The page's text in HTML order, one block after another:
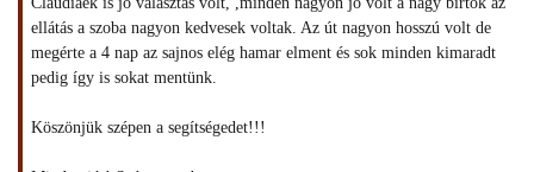
ellátás a szoba nagyon kedvesek voltak. Az út nagyon hosszú volt de
megérte a 4 nap az sajnos elég hamar elment és sok minden kimaradt
pedig így is sokat mentünk.
Köszönjük szépen a segítségedet!!!